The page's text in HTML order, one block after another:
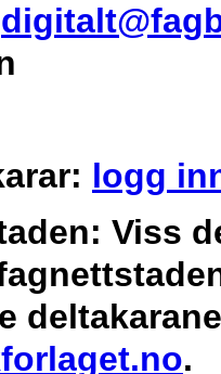
logg
Viss
.